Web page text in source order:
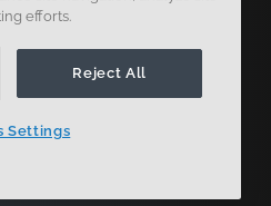
efforts.
Reject All
Settings